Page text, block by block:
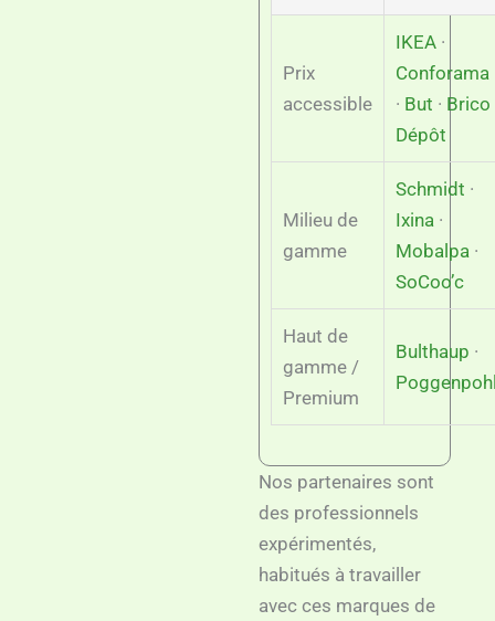
Prix
accessible
IKEA ·
Conforama
· But · Brico
Dépôt
Milieu de
gamme
Schmidt ·
Ixina ·
Mobalpa ·
SoCoo’c
Haut de
gamme /
Premium
Bulthaup ·
Nos partenaires sont
des professionnels
expérimentés,
habitués à travailler
avec ces marques de